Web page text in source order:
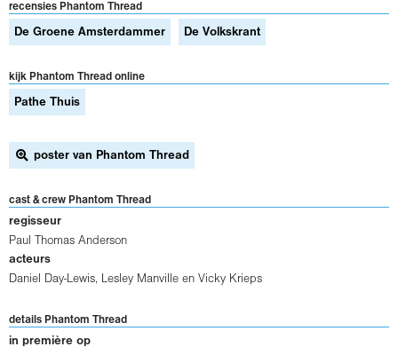
recensies Phantom Thread
De Groene Amsterdammer De Volkskrant
kijk Phantom Thread online
Pathe Thuis
poster van Phantom Thread
cast & crew Phantom Thread
regisseur
Paul Thomas Anderson
acteurs
Daniel Day-Lewis, Lesley Manville en Vicky Krieps
details Phantom Thread
in première op